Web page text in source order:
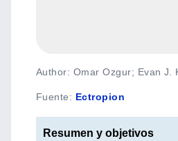
Author: Omar Ozgur; Evan J.
Fuente: Ectropion
Resumen y objetivos